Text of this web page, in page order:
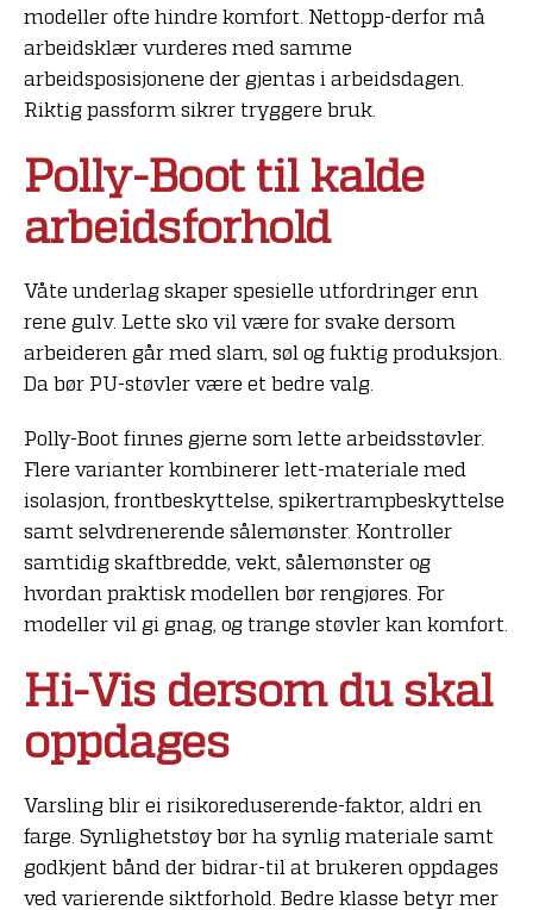
modeller ofte hindre komfort. Nettopp-derfor må
arbeidsklær vurderes med samme
arbeidsposisjonene der gjentas i arbeidsdagen.
Riktig passform sikrer tryggere bruk.
Polly-Boot til kalde
arbeidsforhold
Våte underlag skaper spesielle utfordringer enn
rene gulv. Lette sko vil være for svake dersom
arbeideren går med slam, søl og fuktig produksjon.
Da bør PU-støvler være et bedre valg.
Polly-Boot finnes gjerne som lette arbeidsstøvler.
Flere varianter kombinerer lett-materiale med
isolasjon, frontbeskyttelse, spikertrampbeskyttelse
samt selvdrenerende sålemønster. Kontroller
samtidig skaftbredde, vekt, sålemønster og
hvordan praktisk modellen bør rengjøres. For
modeller vil gi gnag, og trange støvler kan komfort.
Hi-Vis dersom du skal
oppdages
Varsling blir ei risikoreduserende-faktor, aldri en
farge. Synlighetstøy bør ha synlig materiale samt
godkjent bånd der bidrar-til at brukeren oppdages
ved varierende siktforhold. Bedre klasse betyr mer